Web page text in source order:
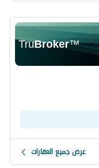
TruBroker™
عرض جميع العقارات